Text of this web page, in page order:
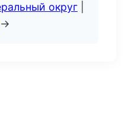
округ
→